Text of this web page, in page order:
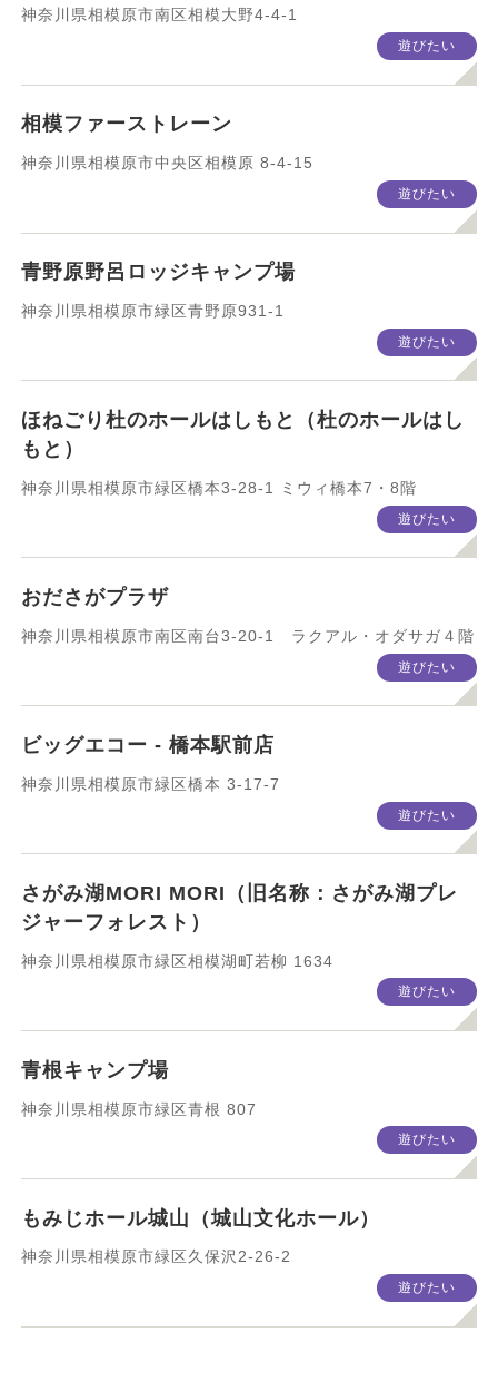
神奈川県相模原市南区相模大野4-4-1
遊びたい
相模ファーストレーン
神奈川県相模原市中央区相模原 8-4-15
遊びたい
青野原野呂ロッジキャンプ場
神奈川県相模原市緑区青野原931-1
遊びたい
ほねごり杜のホールはしもと（杜のホールはし
もと）
神奈川県相模原市緑区橋本3-28-1 ミウィ橋本7・8階
遊びたい
おださがプラザ
神奈川県相模原市南区南台3-20-1 ラクアル・オダサガ４階
遊びたい
ビッグエコー - 橋本駅前店
神奈川県相模原市緑区橋本 3-17-7
遊びたい
さがみ湖MORI MORI（旧名称：さがみ湖プレ
ジャーフォレスト）
神奈川県相模原市緑区相模湖町若柳 1634
遊びたい
青根キャンプ場
神奈川県相模原市緑区青根 807
遊びたい
もみじホール城山（城山文化ホール）
神奈川県相模原市緑区久保沢2-26-2
遊びたい